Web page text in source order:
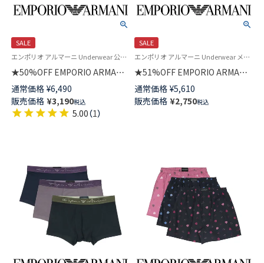
SALE
エンポリオ アルマーニ Underwear 公式 メンズ 男性 紳士 下着 プレゼント 無料ラッピング
★50%OFF EMPORIO ARMANI
イーグルリブ ビスコース ボク
サーパンツ 【S/M/L】 前閉じ EU
サイズ 54000341
通常価格 ¥6,490
販売価格 ¥3,190税込
5.00（1）
SALE
エンポリオ アルマーニ Underwear メンズ 紳士 下着 父の日
★51%OFF EMPORIO ARMANI
オールオーバー ボールドイーグ
ルロゴ ボクサーパンツ【S/M/L】
前閉じ EUサイズ 54007931
通常価格 ¥5,610
販売価格 ¥2,750税込